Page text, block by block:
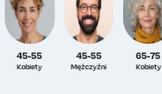
45-55
Kobiety
45-55
Mężczyźni
65-75
Kobiety